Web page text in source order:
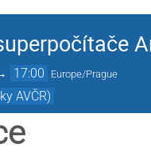
17:00 Europe/Prague
AVČR)